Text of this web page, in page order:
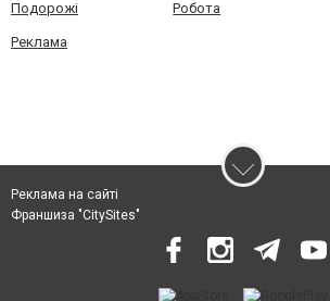
Подорожі Робота
Реклама
Реклама на сайті
Франшиза "CitySites"